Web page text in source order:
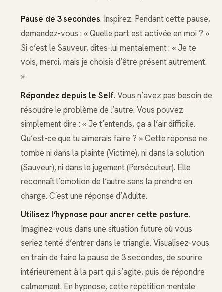
Pause de 3 secondes. Inspirez. Pendant cette pause,
demandez-vous : « Quelle part est activée en moi ? »
Si c’est le Sauveur, dites-lui mentalement : « Je te
vois, merci, mais je choisis d’être présent autrement.
»
Répondez depuis le Self. Vous n’avez pas besoin de
résoudre le problème de l’autre. Vous pouvez
simplement dire : « Je t’entends, ça a l’air difficile.
Qu’est-ce que tu aimerais faire ? » Cette réponse ne
tombe ni dans la plainte (Victime), ni dans la solution
(Sauveur), ni dans le jugement (Persécuteur). Elle
reconnaît l’émotion de l’autre sans la prendre en
charge. C’est une réponse d’Adulte.
Utilisez l’hypnose pour ancrer cette posture.
Imaginez-vous dans une situation future où vous
seriez tenté d’entrer dans le triangle. Visualisez-vous
en train de faire la pause de 3 secondes, de sourire
intérieurement à la part qui s’agite, puis de répondre
calmement. En hypnose, cette répétition mentale